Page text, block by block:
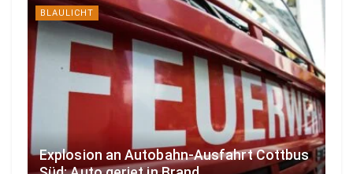
BLAULICHT
Explosion an Autobahn-Ausfahrt Cottbus